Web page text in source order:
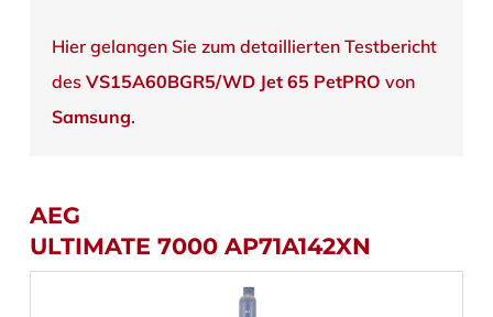
Hier gelangen Sie zum detaillierten Testbericht
des VS15A60BGR5/WD Jet 65 PetPRO von
Samsung.
AEG
ULTIMATE 7000 AP71A142XN